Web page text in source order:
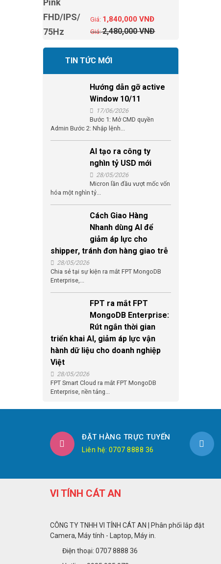
2,480,000VNĐ
1,840,000VNĐ
TIN TỨC MỚI
Hướng dẫn gỡ active
Window 10/11
17/06/2026
Bước 1: Mở CMD quyền
Admin Bước 2: Nhập lệnh...
AI tạo ra công ty
nghìn tỷ USD mới
28/05/2026
Micron lần đầu vượt mốc vốn
hóa một nghìn tỷ...
Cách Giao Hàng
Nhanh dùng AI để
giảm áp lực cho
shipper, tránh đơn hàng giao trễ
28/05/2026
Chia sẻ tại sự kiện ra mắt FPT MongoDB
Enterprise,...
FPT ra mắt FPT
MongoDB Enterprise:
Rút ngắn thời gian
triển khai AI, giảm áp lực vận
hành dữ liệu cho doanh nghiệp
Việt
28/05/2026
FPT Smart Cloud ra mắt FPT MongoDB
Enterprise, nền tảng...
ĐẶT HÀNG TRỰC TUYẾN
Liên hệ: 0707 8888 36
VI TÍNH CÁT AN
CÔNG TY TNHH VI TÍNH CÁT AN | Phân phối lắp đặt
Camera, Máy tính - Laptop, Máy in.
Điện thoại: 0707 8888 36